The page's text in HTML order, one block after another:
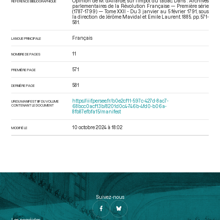
parlementaires de la Révolution Française — Première série
(1787-1799) — Tome XXII - Du 3 janvier au 5 février 1791 , sous
la direction de Jérôme Mavidal et Emile Laurent. 1885. pp. 571-
581.
LANGUE PRINCIPALE Français
NOMBRE DE PAGES 11
PREMIÈRE PAGE 571
DERNIÈRE PAGE 581
URI DU MANIFEST IIIF DU VOLUME
CONTENANT LE DOCUMENT
https://iiif.persee.fr/b0e2cf11-597c-427d-8ac7-
68bcc0acf13b/8201d0c4-746b-4fd0-b06a-
8fb87efbfa15/manifest
MODIFIÉ LE 10 octobre 2024 à 18:02
Suivez-nous